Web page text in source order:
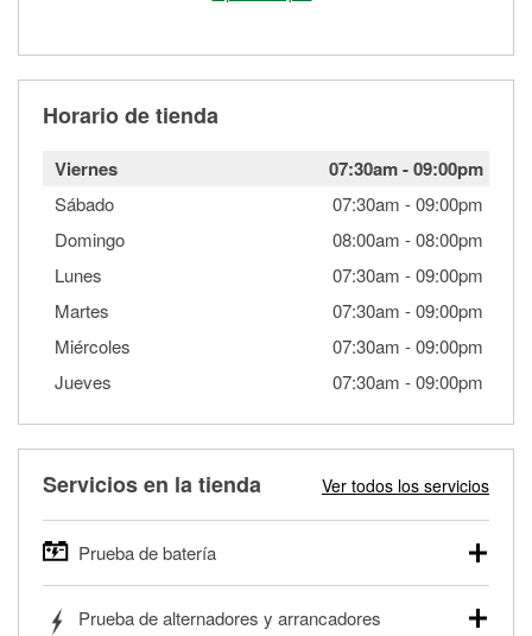
Horario de tienda
Viernes 07:30am-09:00pm
Sábado 07:30am -09:00pm
Domingo
08:00am -08:00pm
Lunes
07:30am -09:00pm
Martes
07:30am -09:00pm
Miércoles
07:30am -09:00pm
Jueves
07:30am -09:00pm
Servicios en la tienda Ver todos los servicios
Prueba de batería
autos, camionetas, SUVs, vehículos comerciales y
Prueba de alternadores y arrancadores